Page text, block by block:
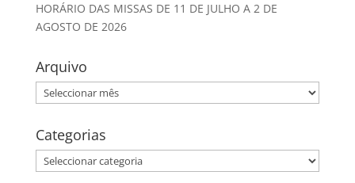
HORÁRIO DAS MISSAS DE 11 DE JULHO A 2 DE
AGOSTO DE 2026
Arquivo
Arquivo
Categorias
Categorias